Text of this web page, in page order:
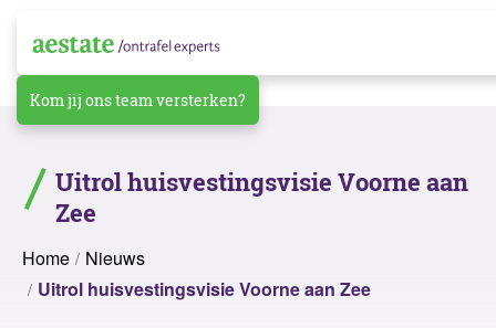
Kom jij ons team versterken?
Uitrol huisvestingsvisie Voorne aan
Zee
Home
Nieuws
Uitrol huisvestingsvisie Voorne aan Zee